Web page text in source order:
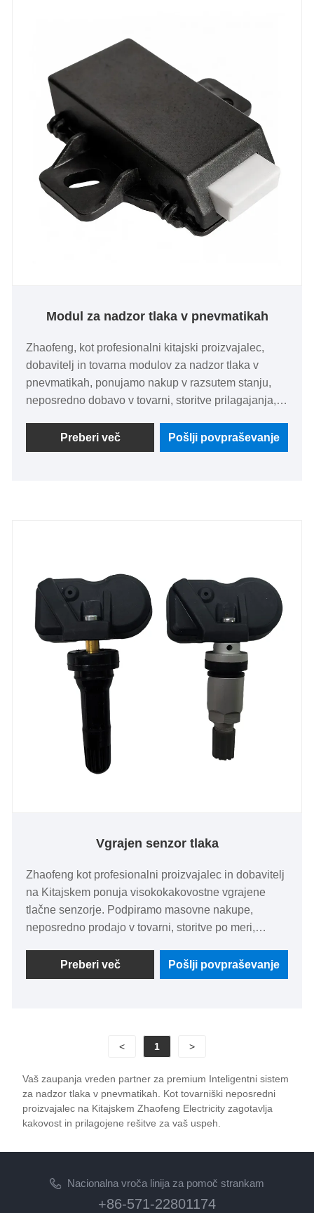
Modul za nadzor tlaka v pnevmatikah
Zhaofeng, kot profesionalni kitajski proizvajalec,
dobavitelj in tovarna modulov za nadzor tlaka v
pnevmatikah, ponujamo nakup v razsutem stanju,
neposredno dobavo v tovarni, storitve prilagajanja,
za nadzor tlaka v pnevmatikah, kot osrednje
komponente TPMS, so združljivi z dvokolesnimi
potrebe po nabavi.
Preberi več Pošlji povpraševanje
Vgrajen senzor tlaka
Zhaofeng kot profesionalni proizvajalec in dobavitelj
na Kitajskem ponuja visokokakovostne vgrajene
tlačne senzorje. Podpiramo masovne nakupe,
neposredno prodajo v tovarni, storitve po meri,
vgrajeni senzor tlaka v pnevmatikah je univerzalno
združljiv, visoko natančen, varčen z energijo in
certifikatom ISO/TS 16949 in 5-10-letno življenjsko
dobo baterije, podpira globalno dostavo in popolno
Preberi več Pošlji povpraševanje
< 1 >
Vaš zaupanja vreden partner za premium Inteligentni sistem
za nadzor tlaka v pnevmatikah. Kot tovarniški neposredni
proizvajalec na Kitajskem Zhaofeng Electricity zagotavlja
kakovost in prilagojene rešitve za vaš uspeh.
Nacionalna vroča linija za pomoč strankam
+86-571-22801174